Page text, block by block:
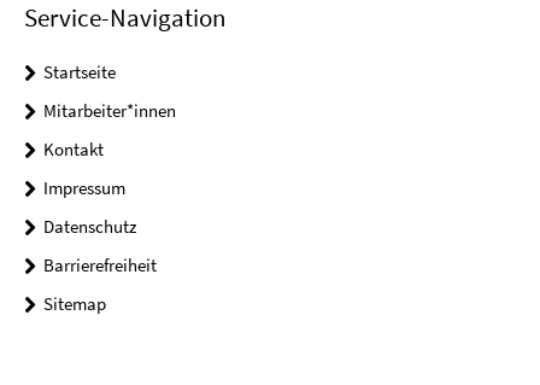
Service-Navigation
Startseite
Mitarbeiter*innen
Kontakt
Impressum
Datenschutz
Barrierefreiheit
Sitemap